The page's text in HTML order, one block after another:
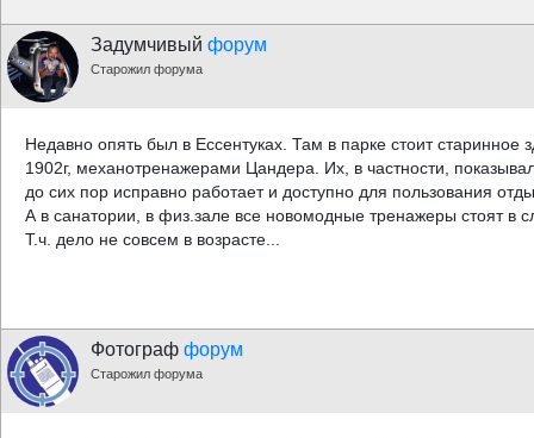
Задумчивый форум
Старожил форума
Недавно опять был в Ессентуках. Там в парке стоит старинное
1902г, механотренажерами Цандера. Их, в частности,
до сих пор исправно работает и доступно для пользования
А в санатории, в физ.зале все новомодные тренажеры стоят в
Т.ч. дело не совсем в возрасте...
Фотограф форум
Старожил форума